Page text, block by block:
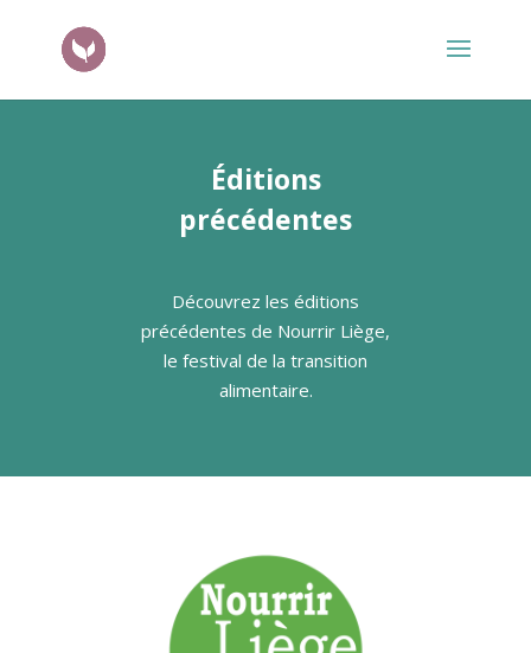
Éditions
précédentes
Découvrez les éditions
précédentes de Nourrir Liège,
le festival de la transition
alimentaire.